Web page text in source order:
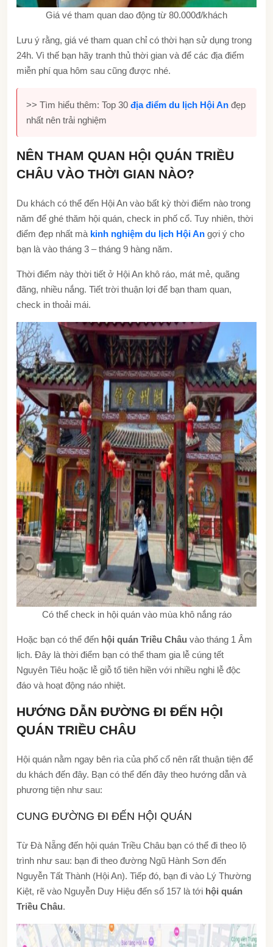
Giá vé tham quan dao động từ 80.000đ/khách
Lưu ý rằng, giá vé tham quan chỉ có thời hạn sử dụng trong
24h. Vì thế bạn hãy tranh thủ thời gian và để các địa điểm
miễn phí qua hôm sau cũng được nhé.
>> Tìm hiểu thêm: Top 30 địa điểm du lịch Hội An đẹp
nhất nên trải nghiệm
NÊN THAM QUAN HỘI QUÁN TRIỀU
CHÂU VÀO THỜI GIAN NÀO?
Du khách có thể đến Hội An vào bất kỳ thời điểm nào trong
năm để ghé thăm hội quán, check in phố cổ. Tuy nhiên, thời
điểm đẹp nhất mà kinh nghiệm du lịch Hội An gợi ý cho
bạn là vào tháng 3 – tháng 9 hàng năm.
Thời điểm này thời tiết ở Hội An khô ráo, mát mẻ, quãng
đãng, nhiều nắng. Tiết trời thuận lợi để bạn tham quan,
check in thoải mái.
Có thể check in hội quán vào mùa khô nắng ráo
Hoặc bạn có thể đến hội quán Triều Châu vào tháng 1 Âm
lịch. Đây là thời điểm bạn có thể tham gia lễ cúng tết
Nguyên Tiêu hoặc lễ giỗ tổ tiên hiền với nhiều nghi lễ độc
đáo và hoạt động náo nhiệt.
HƯỚNG DẪN ĐƯỜNG ĐI ĐẾN HỘI
QUÁN TRIỀU CHÂU
Hội quán nằm ngay bên rìa của phố cổ nên rất thuận tiện để
du khách đến đây. Bạn có thể đến đây theo hướng dẫn và
phương tiện như sau:
CUNG ĐƯỜNG ĐI ĐẾN HỘI QUÁN
Từ Đà Nẵng đến hội quán Triều Châu bạn có thể đi theo lộ
trình như sau: bạn đi theo đường Ngũ Hành Sơn đến
Nguyễn Tất Thành (Hội An). Tiếp đó, bạn đi vào Lý Thường
Kiệt, rẽ vào Nguyễn Duy Hiệu đến số 157 là tới hội quán
Triều Châu.